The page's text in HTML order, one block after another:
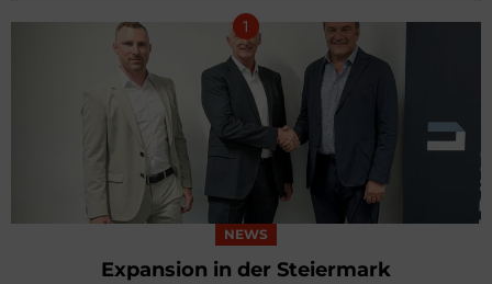
NEWS
Expansion in der Steiermark